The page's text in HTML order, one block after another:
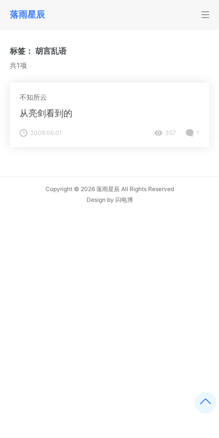
落雨星辰
标签： 胡言乱语
共1项
不知所云
从亮剑看到的
2008.06.01 357 1
Copyright © 2026 落雨星辰 All Rights Reserved
Design by 闪电博